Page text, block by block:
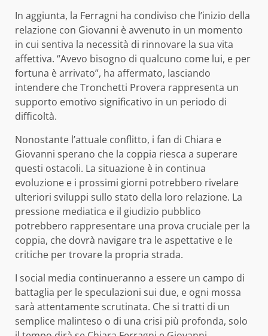
In aggiunta, la Ferragni ha condiviso che l’inizio della
relazione con Giovanni è avvenuto in un momento
in cui sentiva la necessità di rinnovare la sua vita
affettiva. “Avevo bisogno di qualcuno come lui, e per
fortuna è arrivato”, ha affermato, lasciando
intendere che Tronchetti Provera rappresenta un
supporto emotivo significativo in un periodo di
difficoltà.
Nonostante l’attuale conflitto, i fan di Chiara e
Giovanni sperano che la coppia riesca a superare
questi ostacoli. La situazione è in continua
evoluzione e i prossimi giorni potrebbero rivelare
ulteriori sviluppi sullo stato della loro relazione. La
pressione mediatica e il giudizio pubblico
potrebbero rappresentare una prova cruciale per la
coppia, che dovrà navigare tra le aspettative e le
critiche per trovare la propria strada.
I social media continueranno a essere un campo di
battaglia per le speculazioni sui due, e ogni mossa
sarà attentamente scrutinata. Che si tratti di un
semplice malinteso o di una crisi più profonda, solo